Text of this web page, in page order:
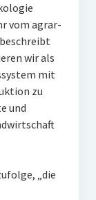
vom agrar-
wir als
mit
zu
und
„die